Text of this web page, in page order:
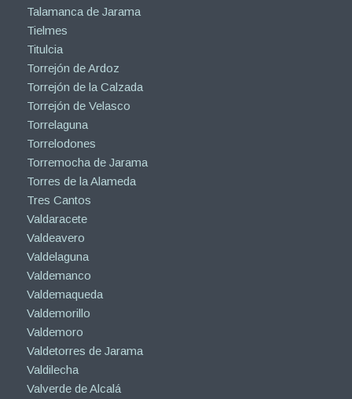
Talamanca de Jarama
Tielmes
Titulcia
Torrejón de Ardoz
Torrejón de la Calzada
Torrejón de Velasco
Torrelaguna
Torrelodones
Torremocha de Jarama
Torres de la Alameda
Tres Cantos
Valdaracete
Valdeavero
Valdelaguna
Valdemanco
Valdemaqueda
Valdemorillo
Valdemoro
Valdetorres de Jarama
Valdilecha
Valverde de Alcalá